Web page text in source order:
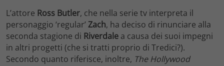
L’attore Ross Butler, che nella serie tv interpreta il
personaggio ‘regular’Zach, ha deciso di rinunciare alla
seconda stagione di Riverdale a causa dei suoi impegni
in altri progetti (che si tratti proprio di Tredici?).
Secondo quanto riferisce, inoltre, The Hollywood